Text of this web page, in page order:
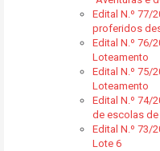
Edital N.º 77/
proferidos
Edital N.º 76/
Loteamento
Edital N.º 75/
Loteamento
Edital N.º 74/
de escolas
Edital N.º 73/
Lote 6